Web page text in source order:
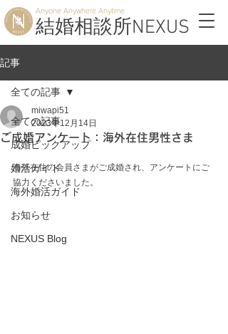
Anyone Anywhere Anytime
結婚相談所NEXUS
記事
全ての記事
成婚ピックアップ
婚活ガイド
海外婚活ガイド
お知らせ
NEXUS Blog
全ての記事
ご成婚アンケート：海外在住男性さま
miwapi51
2023年12月14日
海外在住の会員さまがご成婚され、アンケートにご
協力くださいました。